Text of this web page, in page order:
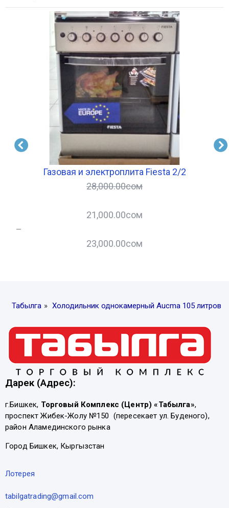
Газовая и электроплита Fiesta 2/2
28,000.00сом
21,000.00сом
–
23,000.00сом
Табылга » Холодильник однокамерный Aucma 105 литров
Дарек (Адрес):
г.Бишкек, Торговый Комплекс (Центр) «Табылга»,
проспект Жибек-Жолу №150 (пересекает ул. Буденого),
район Аламединского рынка
Город Бишкек, Кыргызстан
Лотерея
tabilgatrading@gmail.com